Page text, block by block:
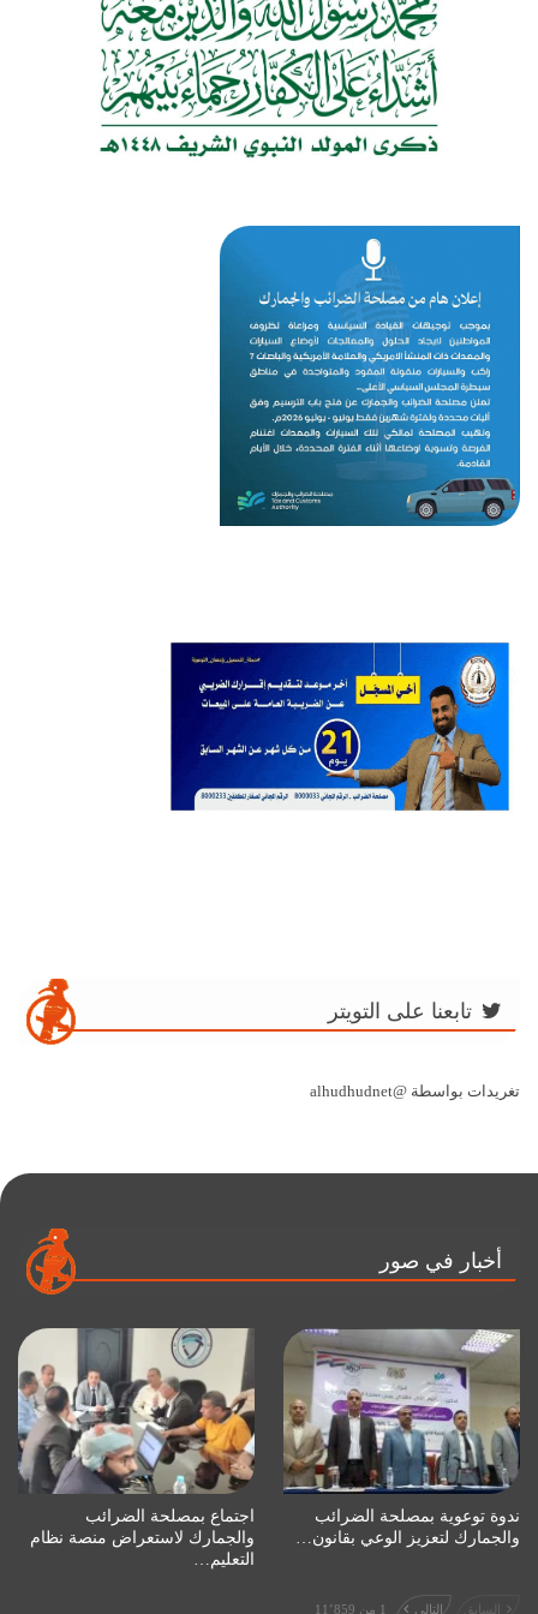
تابعنا على التويتر
تغريدات بواسطة @alhudhudnet
أخبار في صور
ندوة توعوية بمصلحة الضرائب
والجمارك لتعزيز الوعي بقانون…
اجتماع بمصلحة الضرائب
والجمارك لاستعراض منصة نظام
التعليم…
السابق التالي 1 من 11٬859